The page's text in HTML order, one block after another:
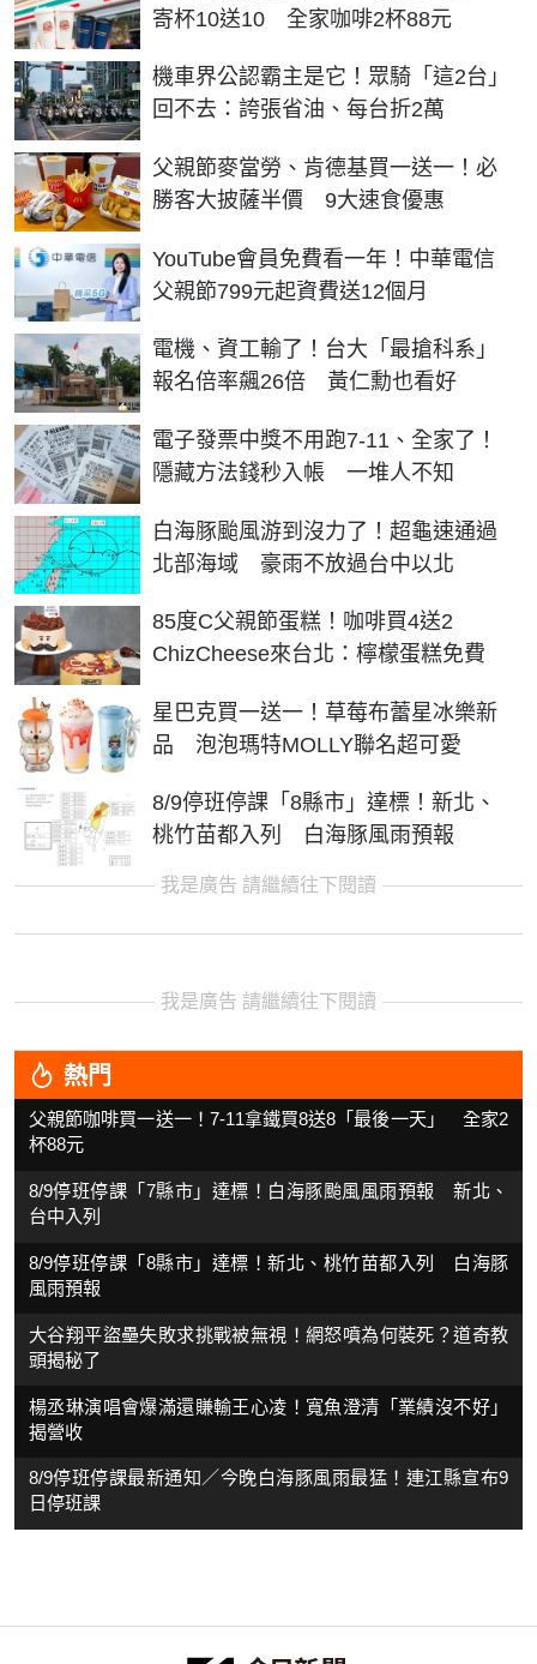
寄杯10送10 全家咖啡2杯88元
機車界公認霸主是它！眾騎「這2台」
回不去：誇張省油、每台折2萬
父親節麥當勞、肯德基買一送一！必
勝客大披薩半價 9大速食優惠
YouTube會員免費看一年！中華電信
父親節799元起資費送12個月
電機、資工輸了！台大「最搶科系」
報名倍率飆26倍 黃仁勳也看好
電子發票中獎不用跑7-11、全家了！
隱藏方法錢秒入帳 一堆人不知
白海豚颱風游到沒力了！超龜速通過
北部海域 豪雨不放過台中以北
85度C父親節蛋糕！咖啡買4送2
ChizCheese來台北：檸檬蛋糕免費
星巴克買一送一！草莓布蕾星冰樂新
品 泡泡瑪特MOLLY聯名超可愛
8/9停班停課「8縣市」達標！新北、
桃竹苗都入列 白海豚風雨預報
我是廣告 請繼續往下閱讀
我是廣告 請繼續往下閱讀
熱門
父親節咖啡買一送一！7-11拿鐵買8送8「最後一天」 全家2
杯88元
8/9停班停課「7縣市」達標！白海豚颱風風雨預報 新北、
台中入列
8/9停班停課「8縣市」達標！新北、桃竹苗都入列 白海豚
風雨預報
大谷翔平盜壘失敗求挑戰被無視！網怒噴為何裝死？道奇教
頭揭秘了
楊丞琳演唱會爆滿還賺輸王心凌！寬魚澄清「業績沒不好」
揭營收
8/9停班停課最新通知／今晚白海豚風雨最猛！連江縣宣布9
日停班課